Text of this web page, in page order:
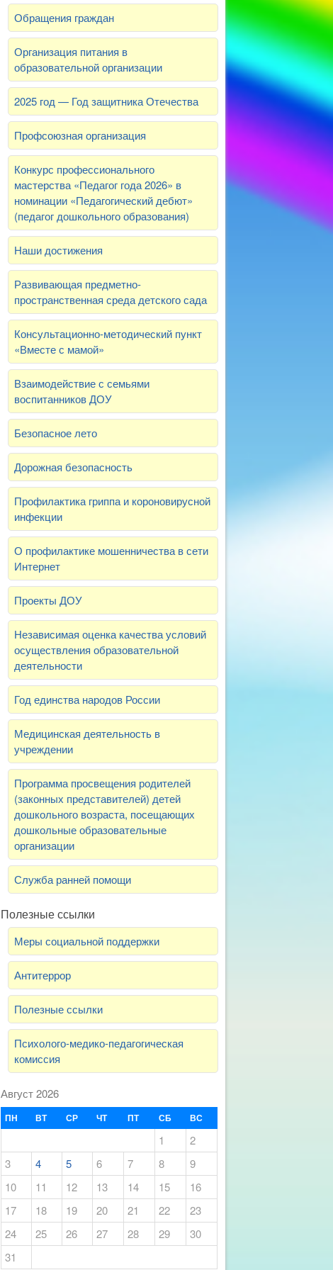
Обращения граждан
Организация питания в
образовательной организации
2025 год — Год защитника Отечества
Профсоюзная организация
Конкурс профессионального
мастерства «Педагог года 2026» в
номинации «Педагогический дебют»
(педагог дошкольного образования)
Наши достижения
Развивающая предметно-
пространственная среда детского сада
Консультационно-методический пункт
«Вместе с мамой»
Взаимодействие с семьями
воспитанников ДОУ
Безопасное лето
Дорожная безопасность
Профилактика гриппа и короновирусной
инфекции
О профилактике мошенничества в сети
Интернет
Проекты ДОУ
Независимая оценка качества условий
осуществления образовательной
деятельности
Год единства народов России
Медицинская деятельность в
учреждении
Программа просвещения родителей
(законных представителей) детей
дошкольного возраста, посещающих
дошкольные образовательные
организации
Служба ранней помощи
Полезные ссылки
Меры социальной поддержки
Антитеррор
Полезные ссылки
Психолого-медико-педагогическая
комиссия
Август 2026
ПН ВТ СР ЧТ ПТ СБ ВС
1
2
3
4 5 6 7 8
9
10
11 12 13 14 15
16
17
18 19 20 21 22
23
24
25 26 27 28 29
30
31